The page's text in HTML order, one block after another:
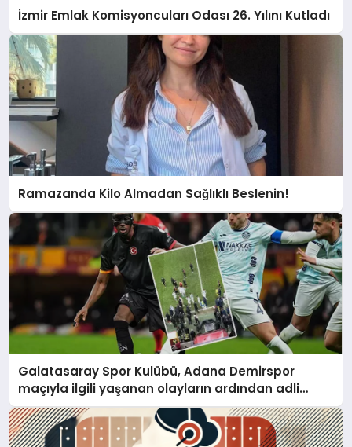
İzmir Emlak Komisyoncuları Odası 26. Yılını Kutladı
Ramazanda Kilo Almadan Sağlıklı Beslenin!
Galatasaray Spor Kulübü, Adana Demirspor
maçıyla ilgili yaşanan olayların ardından adli
mercilere başvuru yapıldığını duyurdu.